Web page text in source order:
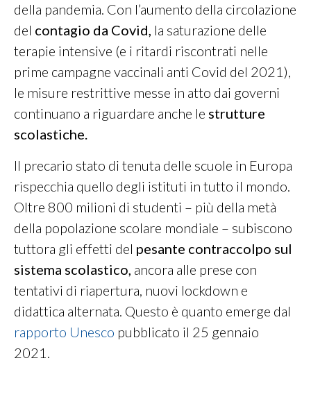
della pandemia. Con l’aumento della circolazione
del contagio da Covid, la saturazione delle
terapie intensive (e i ritardi riscontrati nelle
prime campagne vaccinali anti Covid del 2021),
le misure restrittive messe in atto dai governi
continuano a riguardare anche le strutture
scolastiche.
Il precario stato di tenuta delle scuole in Europa
rispecchia quello degli istituti in tutto il mondo.
Oltre 800 milioni di studenti – più della metà
della popolazione scolare mondiale – subiscono
tuttora gli effetti del pesante contraccolpo sul
sistema scolastico, ancora alle prese con
tentativi di riapertura, nuovi lockdown e
didattica alternata. Questo è quanto emerge dal
rapporto Unesco pubblicato il 25 gennaio
2021.